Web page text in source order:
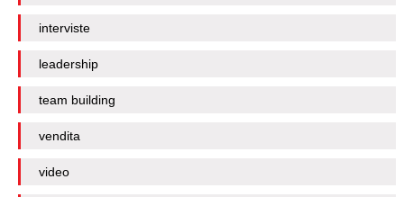
interviste
leadership
team building
vendita
video